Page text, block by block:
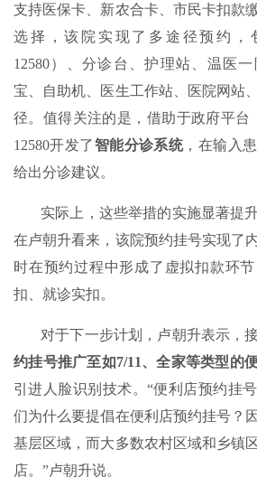
支持医保卡、新农合卡、市民卡扣款
选择，该院实现了多途径预约，
12580）、分诊台、护理站、温医
宝、自助机、医生工作站、医院网站
径。值得关注的是，借助于政府平台
12580开发了智能分诊系统，在输入
给出分诊建议。
实际上，这些举措的实施显著提
在卢朝升看来，该院预约挂号实现了
时在预约过程中形成了虚拟扣款环
扣、就诊实扣。
对于下一步计划，卢朝升表示，
约挂号推广至如7/11、全家等类型的
引进人脸识别技术。“便利店预约挂
们为什么要提倡在便利店预约挂号？
基层区域，而大多数农村区域和乡镇
店。”卢朝升说。